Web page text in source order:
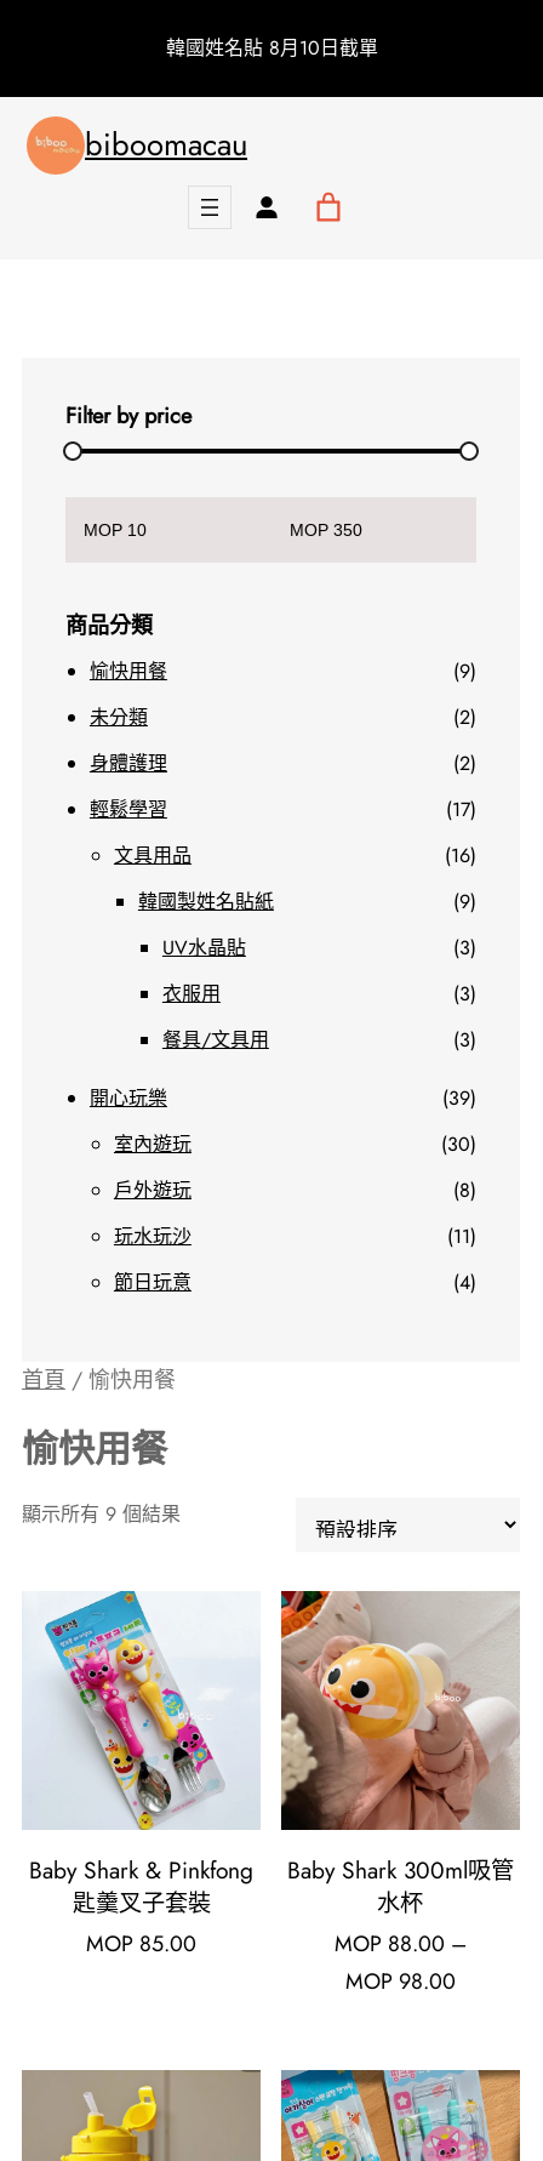
韓國姓名貼 8月10日截單
biboomacau
Filter by price
商品分類
愉快用餐 99
個
產
品
未分類 22
個
產
品
身體護理 22
個
產
品
輕鬆學習 171
7
個
產
品
文具用品 161
6
個
產
品
韓國製姓名貼紙 99
個
產
品
UV水晶貼 33
個
產
品
衣服用 33
個
產
品
餐具/文具用 33
個
產
品
開心玩樂 393
9
個
產
品
室內遊玩 303
0
個
產
戶外遊玩 88
個
產
玩水玩沙 111
1
節日玩意 44
首頁 / 愉快用餐
愉快用餐
顯示所有 9 個結果
Baby Shark & Pinkfong
匙羹叉子套裝
MOP 85.00
Baby Shark 300ml吸管
水杯
MOP 88.00 –
MOP 98.00